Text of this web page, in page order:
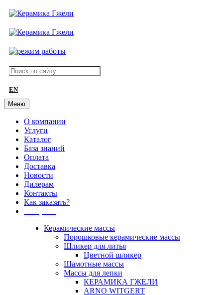
EN
Меню
О компании
Услуги
Каталог
База знаний
Оплата
Доставка
Новости
Дилерам
Контакты
Как заказать?
Керамические массы
Порошковые керамические массы
Шликер для литья
Цветной шликер
Шамотные массы
Массы для лепки
КЕРАМИКА ГЖЕЛИ
ARNO WITGERT